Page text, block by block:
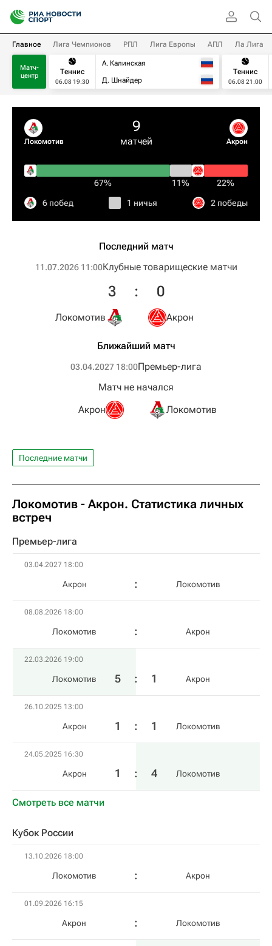
Главное Лига Чемпионов РПЛ Лига Европы АПЛ Ла Лига
Матч-
центр
Теннис
06.08 19:30
А. Калинская
Д. Шнайдер
Теннис
06.08 21:00
Локомотив
9
матчей Акрон
67% 11% 22%
6 побед 1 ничья 2 победы
Последний матч
11.07.2026 11:00Клубные товарищеские матчи
Локомотив
3 : 0
Акрон
Ближайший матч
03.04.2027 18:00Премьер-лига
Акрон
Матч не начался
Локомотив
Последние матчи
Локомотив - Акрон. Статистика личных
встреч
Премьер-лига
03.04.2027 18:00
Акрон Локомотив
08.08.2026 18:00
Локомотив Акрон
22.03.2026 19:00
Локомотив 5 : 1 Акрон
26.10.2025 13:00
Акрон 1 : 1 Локомотив
24.05.2025 16:30
Акрон 1 : 4 Локомотив
Смотреть все матчи
Кубок России
13.10.2026 18:00
Локомотив Акрон
01.09.2026 16:15
Акрон Локомотив